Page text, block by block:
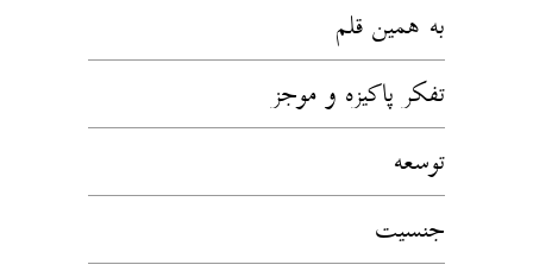
به همین قلم
تفکر پاکیزه و موجز
توسعه
جنسیت